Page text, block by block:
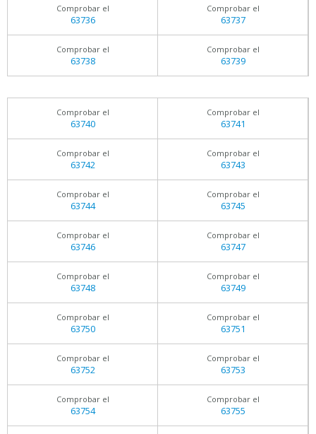
Comprobar el
63736
Comprobar el
63737
Comprobar el
63738
Comprobar el
63739
Comprobar el
63740
Comprobar el
63741
Comprobar el
63742
Comprobar el
63743
Comprobar el
63744
Comprobar el
63745
Comprobar el
63746
Comprobar el
63747
Comprobar el
63748
Comprobar el
63749
Comprobar el
63750
Comprobar el
63751
Comprobar el
63752
Comprobar el
63753
Comprobar el
63754
Comprobar el
63755